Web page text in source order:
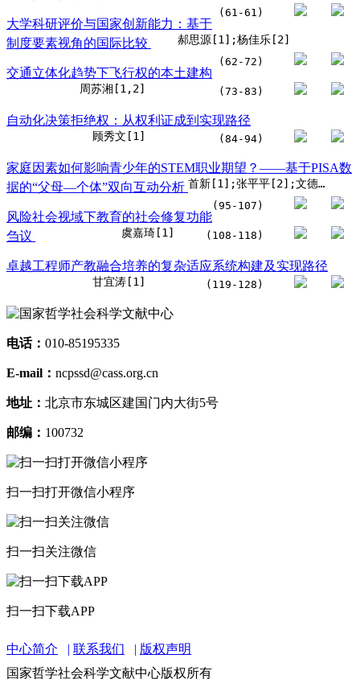
(61-61)
大学科研评价与国家创新能力：基于
制度要素视角的国际比较
郝思源[1];杨佳乐[2]
(62-72)
交通立体化趋势下飞行权的本土建构
周苏湘[1,2] (73-83)
自动化决策拒绝权：从权利证成到实现路径
顾秀文[1] (84-94)
家庭因素如何影响青少年的STEM职业期望？——基于PISA数
据的“父母—个体”双向互动分析
首新[1];张平平[2];文德英[3]
(95-107)
风险社会视域下教育的社会修复功能
刍议
虞嘉琦[1] (108-118)
卓越工程师产教融合培养的复杂适应系统构建及实现路径
甘宜涛[1] (119-128)
电话： 010-85195335
E-mail： ncpssd@cass.org.cn
地址： 北京市东城区建国门内大街5号
邮编： 100732
扫一扫打开微信小程序
扫一扫关注微信
扫一扫下载APP
中心简介 联系我们
版权声明
国家哲学社会科学文献中心版权所有